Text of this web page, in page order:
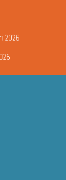
2026